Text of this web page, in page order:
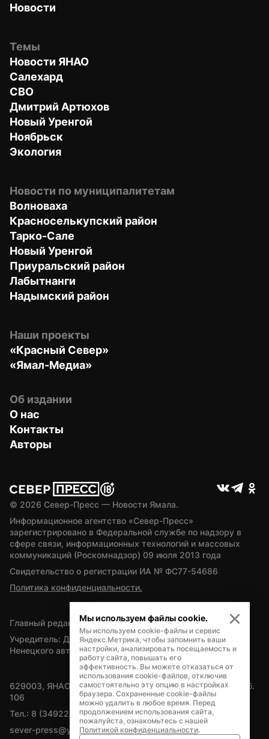
Новости
Темы
Новости ЯНАО
Салехард
СВО
Дмитрий Артюхов
Новый Уренгой
Ноябрьск
Экология
Новости по муниципалитетам
Волноваха
Красноселькупский район
Тарко-Сале
Новый Уренгой
Приуральский район
Лабытнанги
Надымский район
Наши проекты
«Красный Север»
«Ямал-Медиа»
Об издании
О нас
Контакты
Авторы
© 2026 Север-Пресс — Новости Ямала.
Информационное агентство «Север-Пресс»
зарегистрировано в Федеральной службе по надзору в
сфере связи, информационных технологий и массовых
коммуникаций (Роскомнадзор) 09 июля 2013 года
Свидетельство о регистрации ИА № ФС77-54686
Политика конфиденциальности.
Главный редактор — А.Л. Поздеев
Учредитель: Департамент внутренней политики Ямало-
Ненецкого автономного округа
629003, ЯНАО, Салехард, мкр. Богдана Кнунянца, д.1, каб.
106
Тел.: 8 (34922) 71262
sever-press@yamal-media.ru
Мы используем файлы cookie.
Мы используем cookie-файлы и сервис
Яндекс.Метрика, чтобы запомнить ваши
настройки, анализировать посещаемость и
работу сайта, повышать его
эффективность. Вы можете отказаться от
использования cookie-файлов, отключив
самостоятельно эту опцию в настройках
браузера. Сохраненные cookie-файлы
можно удалить в любое время. Перед
продолжением использования сайта,
пожалуйста, ознакомьтесь с нашей
Политикой конфиденциальности.